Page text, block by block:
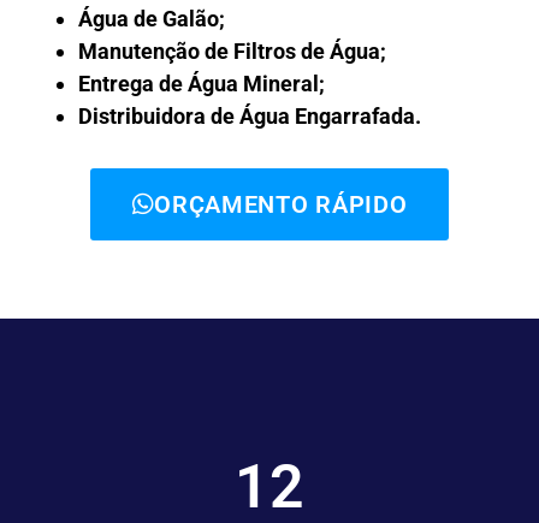
Água de Galão;
Manutenção de Filtros de Água;
Entrega de Água Mineral;
Distribuidora de Água Engarrafada.
ORÇAMENTO RÁPIDO
12